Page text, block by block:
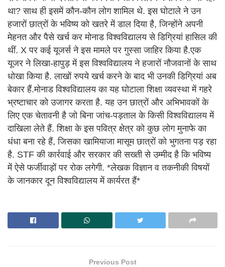
था? साथ ही इसमें कौन-कौन लोग शामिल थे. इस घोटाले ने उन
हजारों छात्रों के भविष्य को खतरे में डाल दिया है, जिन्होंने अपनी
मेहनत और पैसे खर्च कर मोनाड विश्वविद्यालय से डिग्रियां हासिल की
थीं. X पर कई यूजर्स ने इस मामले पर गुस्सा जाहिर किया है.एक
यूजर ने लिखा-हापुड़ में इस विश्वविद्यालय ने हजारों नौजवानों के साथ
धोखा किया है. लाखों रुपये खर्च करने के बाद भी उनकी डिग्रियां अब
बेकार हैं.मोनाड विश्वविद्यालय का यह घोटाला शिक्षा व्यवस्था में गहरे
भ्रष्टाचार को उजागर करता है. यह उन छात्रों और अभिभावकों के
लिए एक चेतावनी है जो बिना जांच-पड़ताल के किसी विश्वविद्यालय में
दाखिला लेते हैं. शिक्षा के इस पवित्र क्षेत्र को कुछ लोग मुनाफे का
धंधा बना रहे हैं, जिसका खामियाजा मासूम छात्रों को भुगतना पड़ रहा
है. STF की कार्रवाई और सरकार की सख्ती से उम्मीद है कि भविष्य
में ऐसे फर्जीवाड़ों पर रोक लगेगी. *लेखक विज्ञान व तकनीकी विषयों
के जानकार दून विश्वविद्यालय में कार्यरत हैं*
Previous Post